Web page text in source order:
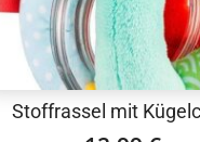
Stoffrassel mit